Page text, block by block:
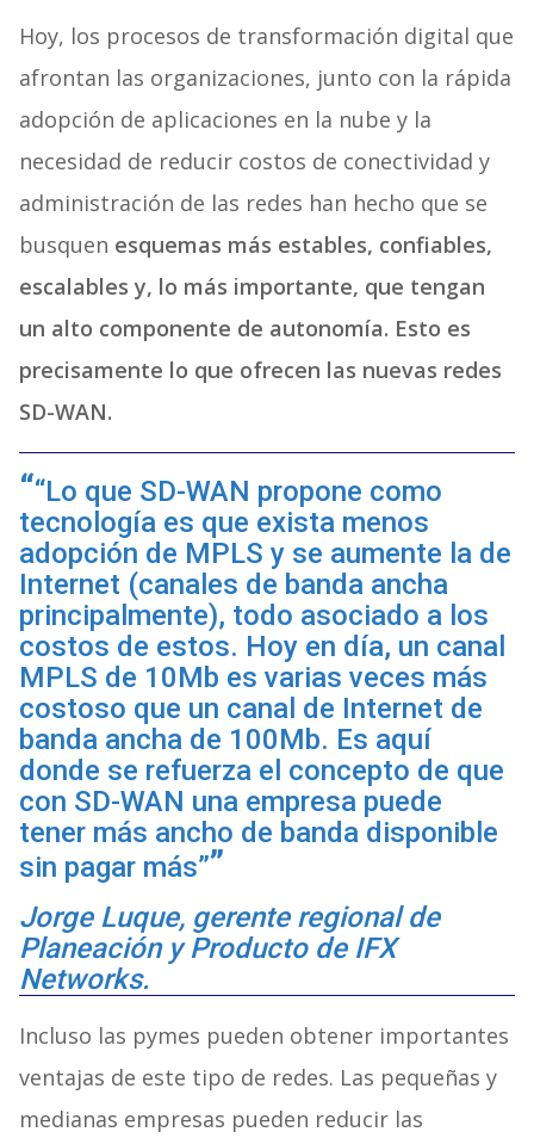
Hoy, los procesos de transformación digital que
afrontan las organizaciones, junto con la rápida
adopción de aplicaciones en la nube y la
necesidad de reducir costos de conectividad y
administración de las redes han hecho que se
busquen esquemas más estables, confiables,
escalables y, lo más importante, que tengan
un alto componente de autonomía. Esto es
precisamente lo que ofrecen las nuevas redes
SD-WAN.
“Lo que SD-WAN propone como
tecnología es que exista menos
adopción de MPLS y se aumente la de
Internet (canales de banda ancha
principalmente), todo asociado a los
costos de estos. Hoy en día, un canal
MPLS de 10Mb es varias veces más
costoso que un canal de Internet de
banda ancha de 100Mb. Es aquí
donde se refuerza el concepto de que
con SD-WAN una empresa puede
tener más ancho de banda disponible
sin pagar más”
Jorge Luque, gerente regional de
Planeación y Producto de IFX
Networks.
Incluso las pymes pueden obtener importantes
ventajas de este tipo de redes. Las pequeñas y
medianas empresas pueden reducir las